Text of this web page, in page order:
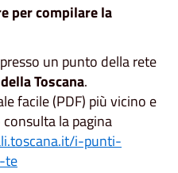
per compilare la
un punto della rete
Toscana.
facile (PDF) più vicino e
la pagina
i-punti-
te